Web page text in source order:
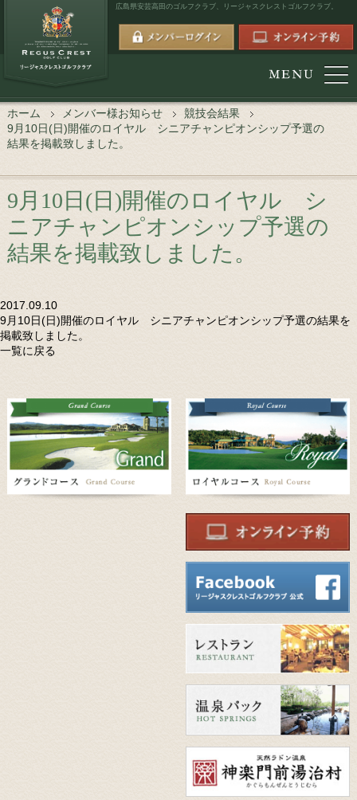
広島県安芸高田のゴルフクラブ、 リージャスクレストゴルフクラブ。
ホーム メンバー様お知らせ
競技会結果
9月10日(日)開催のロイヤル シニアチャンピオンシップ予選の
結果を掲載致しました。
9月10日(日)開催のロイヤル シ
ニアチャンピオンシップ予選の
結果を掲載致しました。
2017.09.10
9月10日(日)開催のロイヤル シニアチャンピオンシップ予選の結果を
掲載致しました。
一覧に戻る